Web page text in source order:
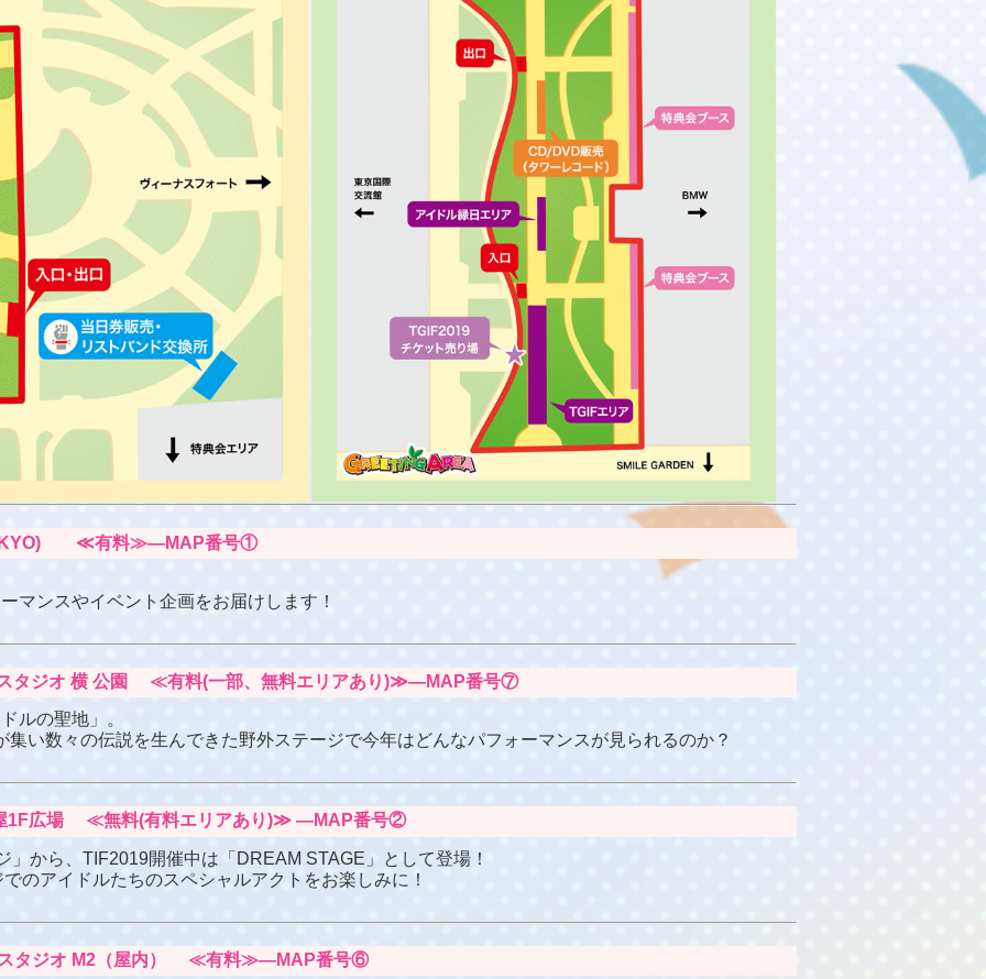
≪有料≫―MAP番号①
マンスやイベント企画をお届けします！
タジオ 横 公園 ≪有料(一部、無料エリアあり)≫―MAP番号⑦
ルの聖地」。
い数々の伝説を生んできた野外ステージで今年はどんなパフォーマンスが見られるのか？
1F広場 ≪無料(有料エリアあり)≫ ―MAP番号②
から、TIF2019開催中は「DREAM STAGE」として登場！
のアイドルたちのスペシャルアクトをお楽しみに！
スタジオ M2（屋内） ≪有料≫―MAP番号⑥